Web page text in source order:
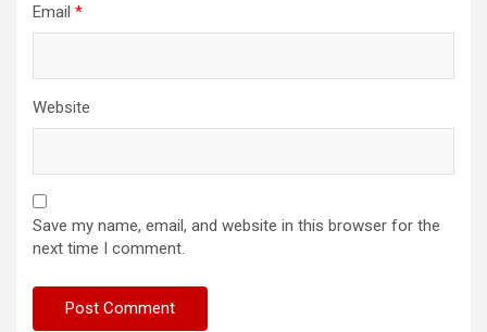
Email *
Website
Save my name, email, and website in this browser for the
next time I comment.